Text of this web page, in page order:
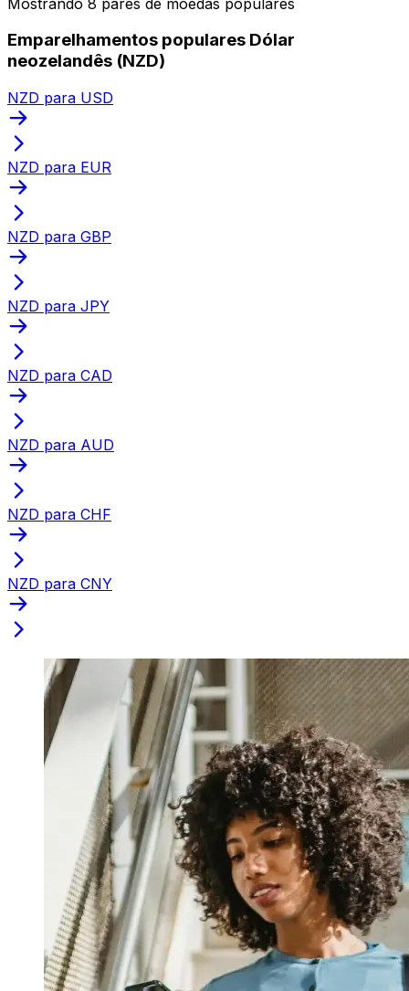
Emparelhamentos populares Dólar
neozelandês (NZD)
NZD para USD
NZD para EUR
NZD para GBP
NZD para JPY
NZD para CAD
NZD para AUD
NZD para CHF
NZD para CNY